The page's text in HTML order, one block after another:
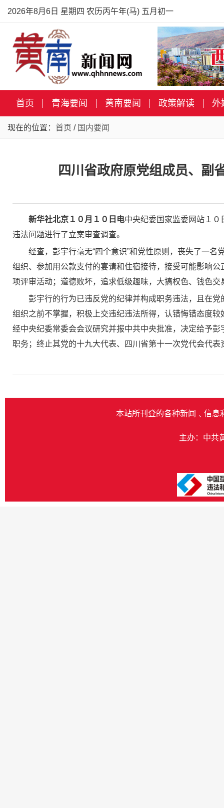
2026年8月6日 星期四 农历丙午年(马) 五月初一
首页 青海要闻 黄南要闻 政策解读 外
现在的位置： 首页 / 国内要闻
四川省政府原党组成员、副
新华社北京１０月１０日电中央纪委国家监委网站１
违法问题进行了立案审查调查。
经查，彭宇行毫无“四个意识”和党性原则，丧失了一
组织、参加用公款支付的宴请和住宿接待，接受可能影响
项评审活动；道德败坏，追求低级趣味，大搞权色、钱色交
彭宇行的行为已违反党的纪律并构成职务违法，且在
组织之前不掌握，积极上交违纪违法所得，认错悔错态度
经中央纪委常委会会议研究并报中共中央批准，决定给予
职务；终止其党的十九大代表、四川省第十一次党代会代
本站所刊登的各种新闻﹑信息
主办：中共